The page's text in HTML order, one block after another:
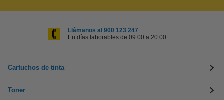
Llámanos al 900 123 247
En días laborables de 09:00 a 20:00.
Cartuchos de tinta
Toner